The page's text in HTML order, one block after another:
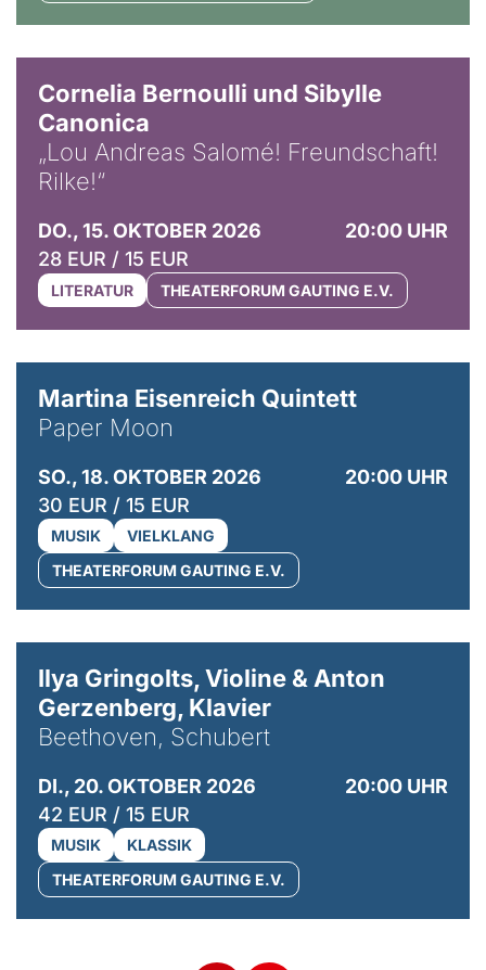
Cornelia Bernoulli und Sibylle
Canonica
„Lou Andreas Salomé! Freundschaft!
Rilke!“
DO., 15. OKTOBER 2026
20:00 UHR
28 EUR / 15 EUR
LITERATUR THEATERFORUM GAUTING E.V.
Martina Eisenreich Quintett
Paper Moon
SO., 18. OKTOBER 2026
20:00 UHR
30 EUR / 15 EUR
MUSIK
VIELKLANG
THEATERFORUM GAUTING E.V.
Ilya Gringolts, Violine & Anton
Gerzenberg, Klavier
Beethoven, Schubert
DI., 20. OKTOBER 2026
20:00 UHR
42 EUR / 15 EUR
MUSIK
KLASSIK
THEATERFORUM GAUTING E.V.